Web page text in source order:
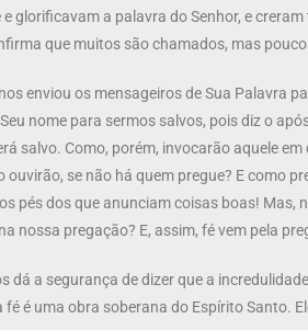
glorificavam a palavra do Senhor, e
que muitos são chamados, mas
enviou os mensageiros de Sua Palavra
nome para sermos salvos, pois diz o
salvo. Como, porém, invocarão aquele
ouvirão, se não há quem pregue? E como
pés dos que anunciam coisas boas! Mas,
nossa pregação? E, assim, fé vem pela
dá a segurança de dizer que a
é uma obra soberana do Espírito Santo.